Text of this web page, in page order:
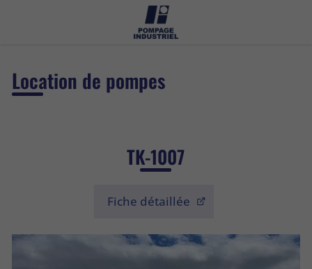
Location de pompes
TK-1007
Fiche détaillée